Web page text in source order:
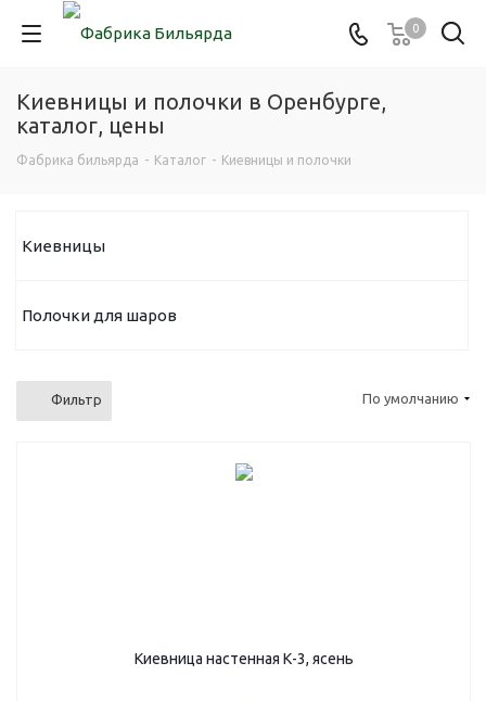
0
Киевницы и полочки в Оренбурге,
каталог, цены
Фабрика бильярда - Каталог - Киевницы и полочки
Киевницы
Полочки для шаров
Фильтр По умолчанию
Киевница настенная К-3, ясень